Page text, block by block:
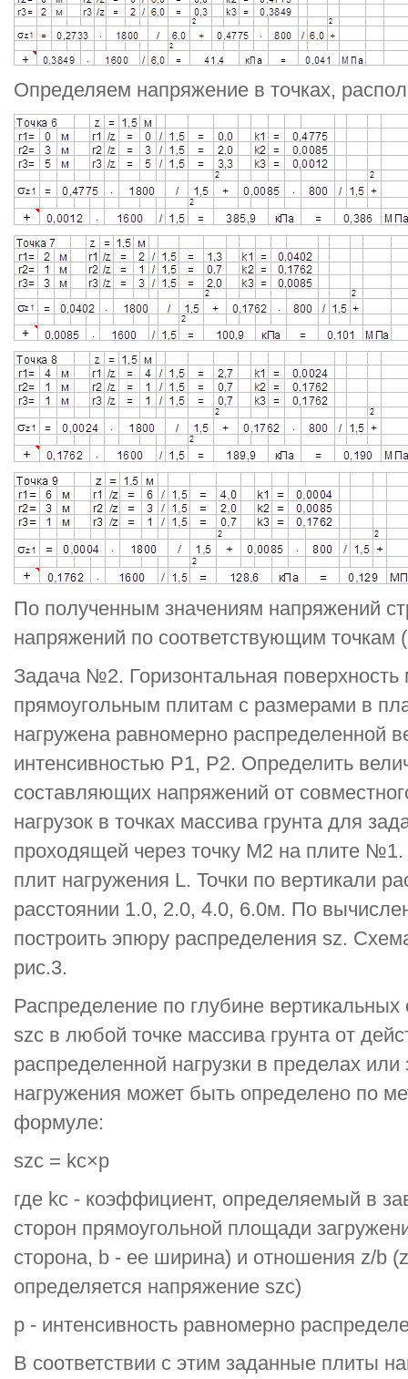
Определяем напряжение в точках,
По полученным значениям напряжений
напряжений по соответствующим точкам
Задача №2. Горизонтальная поверхность
прямоугольным плитам с размерами в
нагружена равномерно распределенной
интенсивностью P1, Р2. Определить
составляющих напряжений от
нагрузок в точках массива грунта для
проходящей через точку М2 на плите
плит нагружения L. Точки по вертикали
расстоянии 1.0, 2.0, 4.0, 6.0м. По
построить эпюру распределения sz.
рис.3.
Распределение по глубине
szс в любой точке массива грунта от
распределенной нагрузки в пределах
нагружения может быть определено по
формуле:
szс = kc×p
где kс - коэффициент, определяемый в
сторон прямоугольной площади
сторона, b - ее ширина) и отношения z/b
определяется напряжение szс)
р - интенсивность равномерно
В соответствии с этим заданные плиты